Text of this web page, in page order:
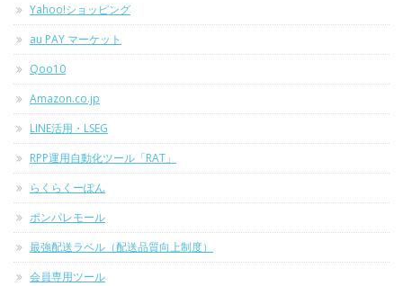
Yahoo!ショッピング
au PAY マーケット
Qoo10
Amazon.co.jp
LINE活用・LSEG
RPP運用自動化ツール「RAT」
らくらくーぽん
ポンパレモール
最強配送ラベル（配送品質向上制度）
会員専用ツール